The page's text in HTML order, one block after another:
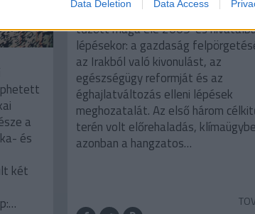
Data Deletion Data Access
Szerző: Fülöp OrsolyaObama négy
tűzött maga elé 2009-es
lépésekor: a gazdaság
az Irakból való kivonulást, az
egészségügy reformját és az
éghajlatváltozás elleni lépések
meghozatalát. Az első három
terén volt előrehaladás,
azonban a hangzatos…
a
és
két